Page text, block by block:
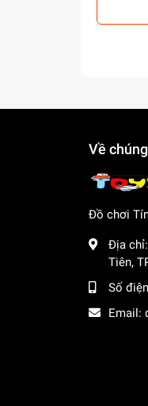
Về
Đồ chơi
Địa chỉ:
Tiên,
Số
Email: